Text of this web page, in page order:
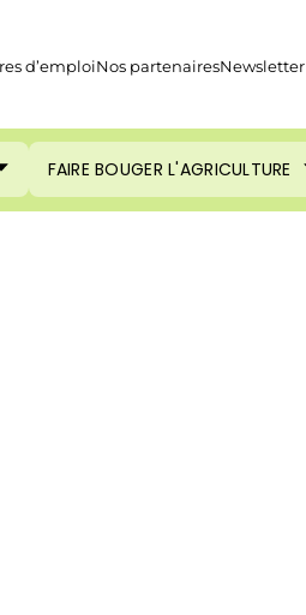
d’emploiNos partenairesNewsletter
FAIRE BOUGER L'AGRICULTURE